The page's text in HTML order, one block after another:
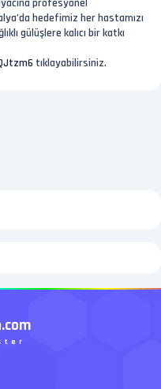
profesyonel
hedefimiz her hastamızı
gülüşlere kalıcı bir katkı
tıklayabilirsiniz.